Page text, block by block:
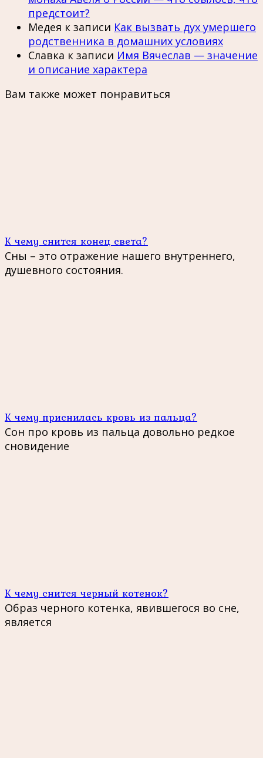
предстоит?
Медея к записи Как вызвать дух умершего
родственника в домашних условиях
Славка к записи Имя Вячеслав — значение
и описание характера
Вам также может понравиться
К чему снится конец света?
Сны – это отражение нашего внутреннего,
душевного состояния.
К чему приснилась кровь из пальца?
Сон про кровь из пальца довольно редкое
сновидение
К чему снится черный котенок?
Образ черного котенка, явившегося во сне,
является